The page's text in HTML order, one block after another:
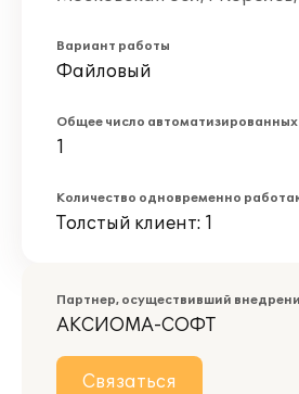
Вариант работы
Файловый
Общее число автоматизированных
1
Количество одновременно
Толстый клиент: 1
Партнер, осуществивший
АКСИОМА-СОФТ
Связаться